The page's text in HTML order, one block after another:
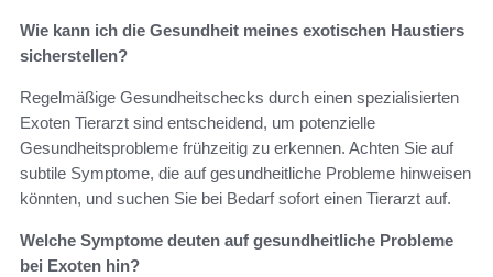
Wie kann ich die Gesundheit meines exotischen Haustiers
sicherstellen?
Regelmäßige Gesundheitschecks durch einen spezialisierten
Exoten Tierarzt sind entscheidend, um potenzielle
Gesundheitsprobleme frühzeitig zu erkennen. Achten Sie auf
subtile Symptome, die auf gesundheitliche Probleme hinweisen
könnten, und suchen Sie bei Bedarf sofort einen Tierarzt auf.
Welche Symptome deuten auf gesundheitliche Probleme
bei Exoten hin?